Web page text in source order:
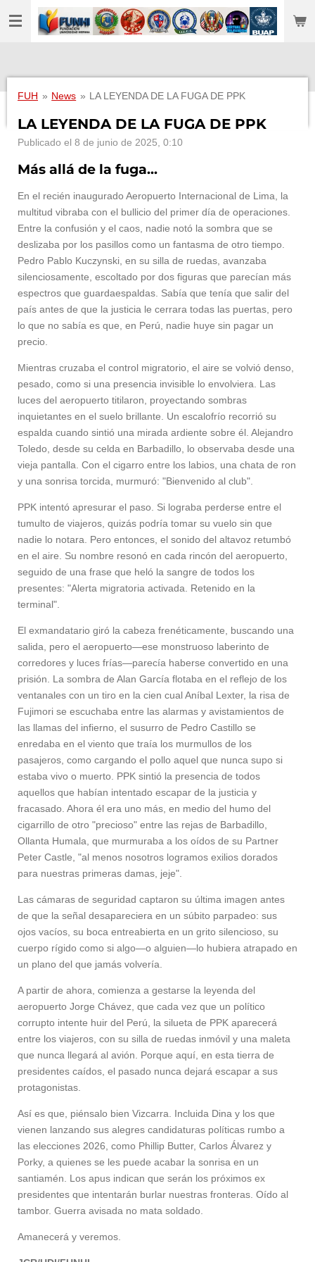
Ir
al
FUH » News » LA LEYENDA DE LA FUGA DE PPK
LA LEYENDA DE LA FUGA DE PPK
Publicado el 8 de junio de 2025, 0:10
Más allá de la fuga...
En el recién inaugurado Aeropuerto Internacional de Lima, la
multitud vibraba con el bullicio del primer día de operaciones.
Entre la confusión y el caos, nadie notó la sombra que se
deslizaba por los pasillos como un fantasma de otro tiempo.
Pedro Pablo Kuczynski, en su silla de ruedas, avanzaba
silenciosamente, escoltado por dos figuras que parecían más
espectros que guardaespaldas. Sabía que tenía que salir del
país antes de que la justicia le cerrara todas las puertas, pero
lo que no sabía es que, en Perú, nadie huye sin pagar un
precio.
Mientras cruzaba el control migratorio, el aire se volvió denso,
pesado, como si una presencia invisible lo envolviera. Las
luces del aeropuerto titilaron, proyectando sombras
inquietantes en el suelo brillante. Un escalofrío recorrió su
espalda cuando sintió una mirada ardiente sobre él. Alejandro
Toledo, desde su celda en Barbadillo, lo observaba desde una
vieja pantalla. Con el cigarro entre los labios, una chata de ron
y una sonrisa torcida, murmuró: "Bienvenido al club".
PPK intentó apresurar el paso. Si lograba perderse entre el
tumulto de viajeros, quizás podría tomar su vuelo sin que
nadie lo notara. Pero entonces, el sonido del altavoz retumbó
en el aire. Su nombre resonó en cada rincón del aeropuerto,
seguido de una frase que heló la sangre de todos los
presentes: "Alerta migratoria activada. Retenido en la
terminal".
El exmandatario giró la cabeza frenéticamente, buscando una
salida, pero el aeropuerto—ese monstruoso laberinto de
corredores y luces frías—parecía haberse convertido en una
prisión. La sombra de Alan García flotaba en el reflejo de los
ventanales con un tiro en la cien cual Aníbal Lexter, la risa de
Fujimori se escuchaba entre las alarmas y avistamientos de
las llamas del infierno, el susurro de Pedro Castillo se
enredaba en el viento que traía los murmullos de los
pasajeros, como cargando el pollo aquel que nunca supo si
estaba vivo o muerto. PPK sintió la presencia de todos
aquellos que habían intentado escapar de la justicia y
fracasado. Ahora él era uno más, en medio del humo del
cigarrillo de otro "precioso" entre las rejas de Barbadillo,
Ollanta Humala, que murmuraba a los oídos de su Partner
Peter Castle, "al menos nosotros logramos exilios dorados
para nuestras primeras damas, jeje".
Las cámaras de seguridad captaron su última imagen antes
de que la señal desapareciera en un súbito parpadeo: sus
ojos vacíos, su boca entreabierta en un grito silencioso, su
cuerpo rígido como si algo—o alguien—lo hubiera atrapado en
un plano del que jamás volvería.
A partir de ahora, comienza a gestarse la leyenda del
aeropuerto Jorge Chávez, que cada vez que un político
corrupto intente huir del Perú, la silueta de PPK aparecerá
entre los viajeros, con su silla de ruedas inmóvil y una maleta
que nunca llegará al avión. Porque aquí, en esta tierra de
presidentes caídos, el pasado nunca dejará escapar a sus
protagonistas.
Así es que, piénsalo bien Vizcarra. Incluida Dina y los que
vienen lanzando sus alegres candidaturas políticas rumbo a
las elecciones 2026, como Phillip Butter, Carlos Álvarez y
Porky, a quienes se les puede acabar la sonrisa en un
santiamén. Los apus indican que serán los próximos ex
presidentes que intentarán burlar nuestras fronteras. Oído al
tambor. Guerra avisada no mata soldado.
Amanecerá y veremos.